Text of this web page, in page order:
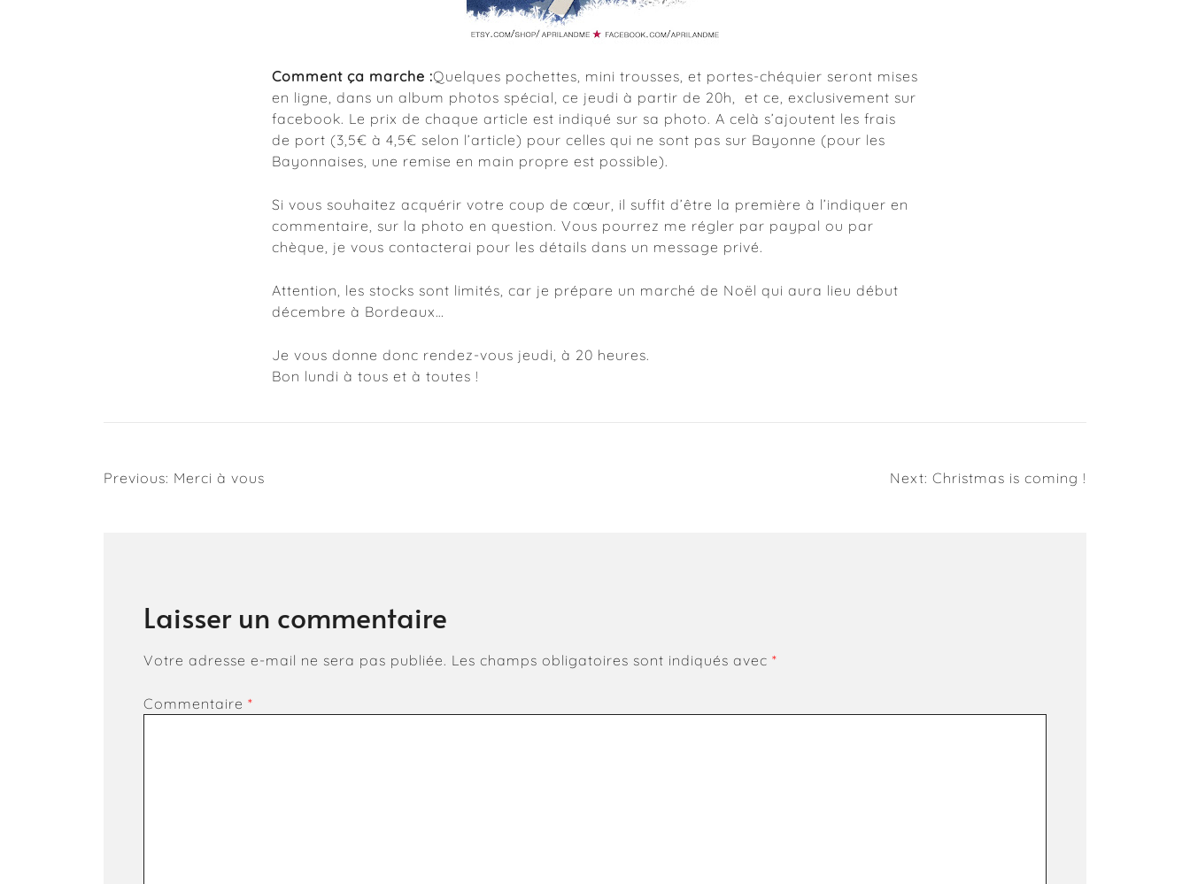
Comment ça marche :Quelques pochettes, mini trousses, et portes-chéquier seront mises
en ligne, dans un album photos spécial, ce jeudi à partir de 20h, et ce, exclusivement sur
facebook. Le prix de chaque article est indiqué sur sa photo. A celà s’ajoutent les frais
de port (3,5€ à 4,5€ selon l’article) pour celles qui ne sont pas sur Bayonne (pour les
Bayonnaises, une remise en main propre est possible).
Si vous souhaitez acquérir votre coup de cœur, il suffit d’être la première à l’indiquer en
commentaire, sur la photo en question. Vous pourrez me régler par paypal ou par
chèque, je vous contacterai pour les détails dans un message privé.
Attention, les stocks sont limités, car je prépare un marché de Noël qui aura lieu début
décembre à Bordeaux…
Je vous donne donc rendez-vous jeudi, à 20 heures.
Bon lundi à tous et à toutes !
Navigation
Previous: Merci à vous Next: Christmas is coming !
Laisser un commentaire
Votre adresse e-mail ne sera pas publiée. Les champs obligatoires sont indiqués avec *
Commentaire *